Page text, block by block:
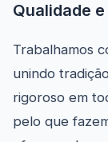
Qualidade
Trabalhamos
unindo
rigoroso em
pelo que